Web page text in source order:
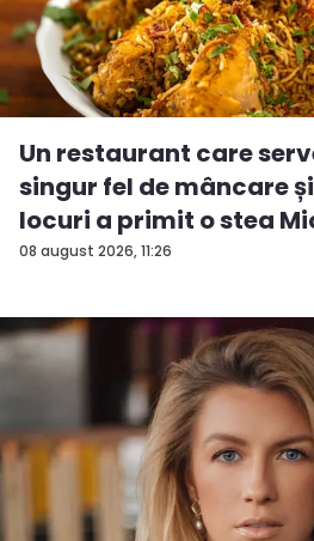
08 august 2026, 11:26
Un restaurant care
singur fel de mâncare
locuri a primit o stea